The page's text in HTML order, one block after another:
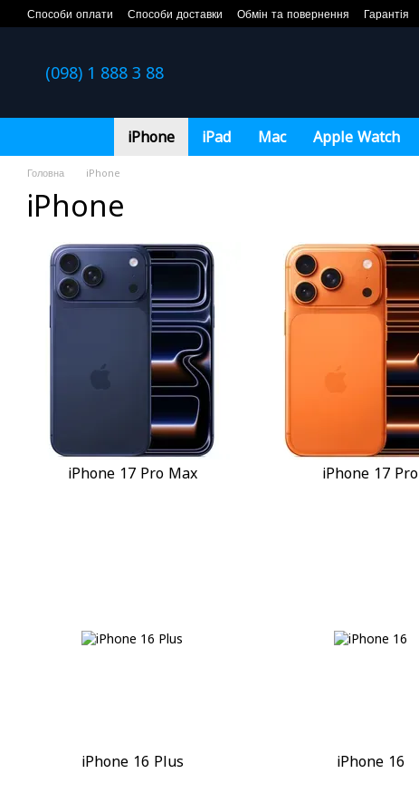
Перейти до основного контенту
Способи оплати Способи доставки Обмін та повернення Гарантія
(098) 1 888 3 88
iPhone iPad Mac Apple Watch
Головна iPhone
iPhone
iPhone 17 Pro Max iPhone 17 Pro
iPhone 16 Plus iPhone 16